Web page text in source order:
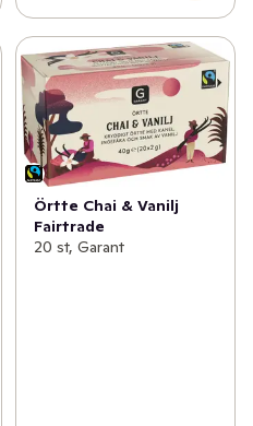
Örtte Chai & Vanilj
Fairtrade
20 st, Garant